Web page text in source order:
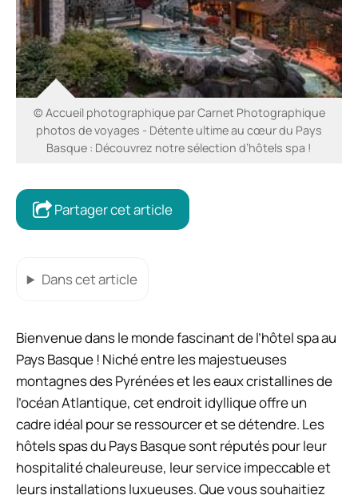
© Accueil photographique par Carnet Photographique
photos de voyages - Détente ultime au cœur du Pays
Basque : Découvrez notre sélection d’hôtels spa !
Partager cet article
Dans cet article
Bienvenue dans le monde fascinant de l’hôtel spa au
Pays Basque ! Niché entre les majestueuses
montagnes des Pyrénées et les eaux cristallines de
l’océan Atlantique, cet endroit idyllique offre un
cadre idéal pour se ressourcer et se détendre. Les
hôtels spas du Pays Basque sont réputés pour leur
hospitalité chaleureuse, leur service impeccable et
leurs installations luxueuses. Que vous souhaitiez